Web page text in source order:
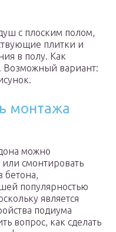
с плоским полом,
плитки и
в полу. Как
Возможный вариант:
монтажа
можно
или смонтировать
бетона,
популярностью
является
подиума
вопрос, как сделать